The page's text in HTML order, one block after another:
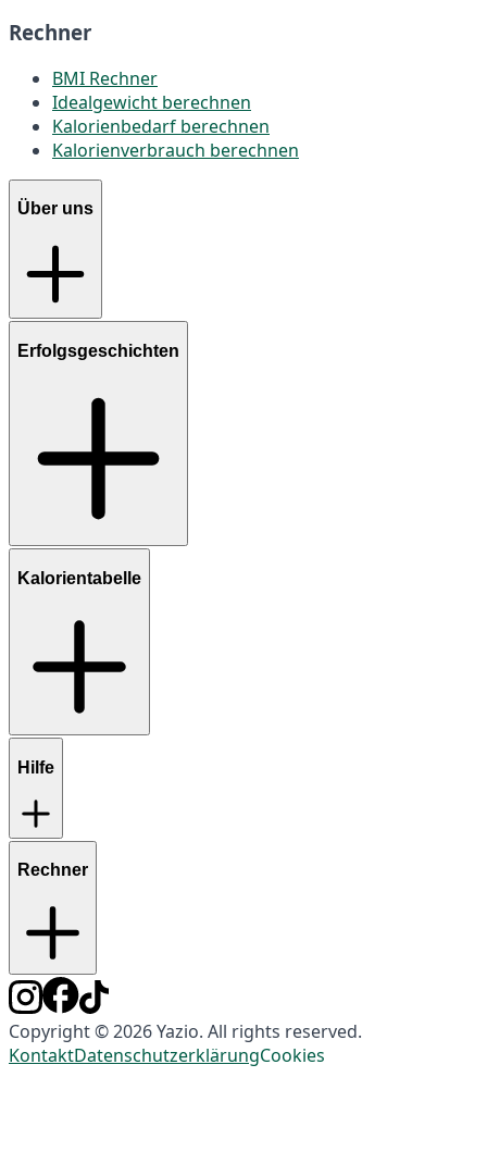
Rechner
BMI Rechner
Idealgewicht berechnen
Kalorienbedarf berechnen
Kalorienverbrauch berechnen
Über uns
Erfolgsgeschichten
Kalorientabelle
Hilfe
Rechner
Copyright © 2026 Yazio. All rights reserved.
KontaktDatenschutzerklärungCookies